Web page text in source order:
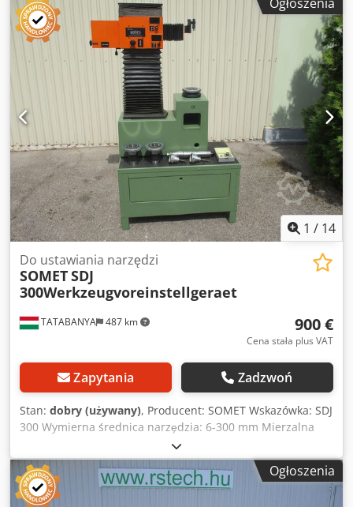
1 / 14
TATABANYA 487 km
Do ustawiania narzędzi
SOMETSDJ
300Werkzeugvoreinstellgeraet
900 €
Cena stała plus VAT
Zapytania Zadzwoń
Stan: dobry (używany), Producent: SOMET Wskazówka: SDJ
300 Wymierna średnica narzędzia: 6-300 mm Mierzalna
Długość narzędzia: 40-500 mm Dokładność: 0,002 mm 1x
gniazdo wymiany ISO 40 1x gniazdo wymiany ISO 45 1x
gniazdo wymiany ISO 50 Doded N S Ubepfx Alhskr 1x
trzpień testowy ISO 50 Używane! Wymiary: 1250 x 600 x
Ogłoszenia